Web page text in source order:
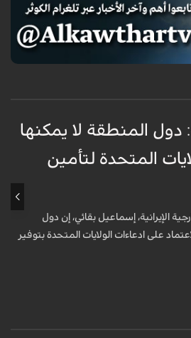
دول المنطقة لا يمكنها
المتحدة لتأمين
الإيرانية، إسماعيل بقائي، إن دول
على ادعاءات الولايات المتحدة بتوفير